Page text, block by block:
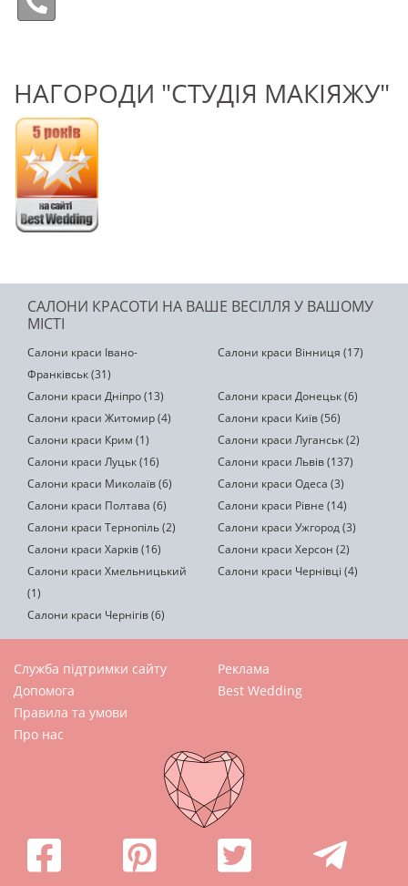
НАГОРОДИ "СТУДІЯ МАКІЯЖУ"
САЛОНИ КРАСОТИ НА ВАШЕ ВЕСІЛЛЯ У ВАШОМУ
МІСТІ
Салони краси Івано-
Франківськ (31)
Салони краси Вінниця (17)
Салони краси Дніпро (13)
Салони краси Донецьк (6)
Салони краси Житомир (4)
Салони краси Київ (56)
Салони краси Крим (1)
Салони краси Луганськ (2)
Салони краси Луцьк (16)
Салони краси Львів (137)
Салони краси Миколаїв (6)
Салони краси Одеса (3)
Салони краси Полтава (6)
Салони краси Рівне (14)
Салони краси Тернопіль (2)
Салони краси Ужгород (3)
Салони краси Харків (16)
Салони краси Херсон (2)
Салони краси Хмельницький
(1)
Салони краси Чернівці (4)
Салони краси Чернігів (6)
Служба підтримки сайту
Допомога
Правила та умови
Про нас
Реклама
Best Wedding